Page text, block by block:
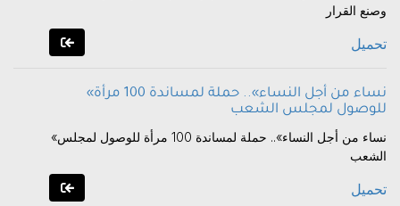
وصنع القرار
تحميل
«نساء من أجل النساء».. حملة لمساندة 100 مرأة
للوصول لمجلس الشعب
«نساء من أجل النساء».. حملة لمساندة 100 مرأة للوصول لمجلس
الشعب
تحميل